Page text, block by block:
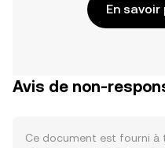
En savoir
Avis de non-
Ce document est fourni